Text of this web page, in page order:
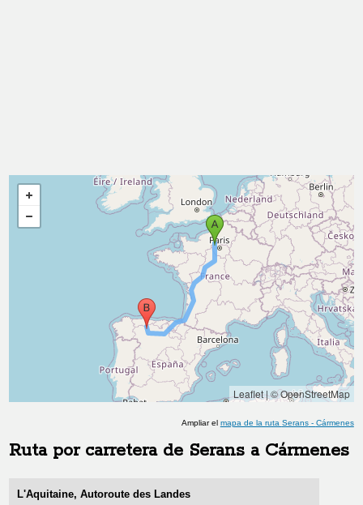
Leaflet|© OpenStreetMap
Ampliar el mapa de la ruta Serans- Cármenes
Ruta por carretera de Serans a Cármenes
L'Aquitaine, Autoroute des Landes